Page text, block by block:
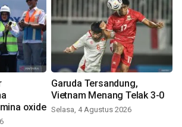
oxide
Garuda Tersandung,
Vietnam Menang Telak 3-0
Selasa, 4 Agustus 2026